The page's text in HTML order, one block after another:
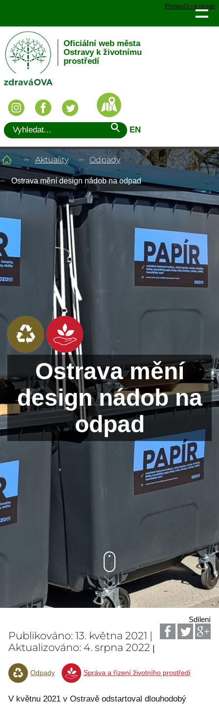
Přeskočit na obsah
Oficiální web města
Ostravy k životnímu
prostředí
EN
Aktuality Odpady
Ostrava mění design nádob na odpad
Ostrava mění
design nádob na
odpad
Sdílení
Publikováno: 13. května 2021 |
Aktualizováno: 4. srpna 2022 |
Odpady Správa a řízení životního prostředí
V květnu 2021 v Ostravě odstartoval dlouhodobý